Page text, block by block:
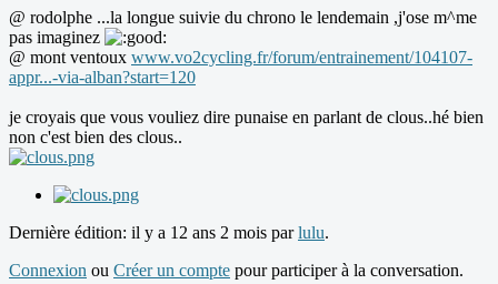
@ rodolphe ...la longue suivie du chrono le lendemain ,j'ose m^me
pas imaginez
@ mont ventoux www.vo2cycling.fr/forum/entrainement/104107-
appr...-via-alban?start=120
je croyais que vous vouliez dire punaise en parlant de clous..hé bien
non c'est bien des clous..
Dernière édition: il y a 12 ans 2 mois parlulu.
Connexion ou Créer un compte pour participer à la conversation.